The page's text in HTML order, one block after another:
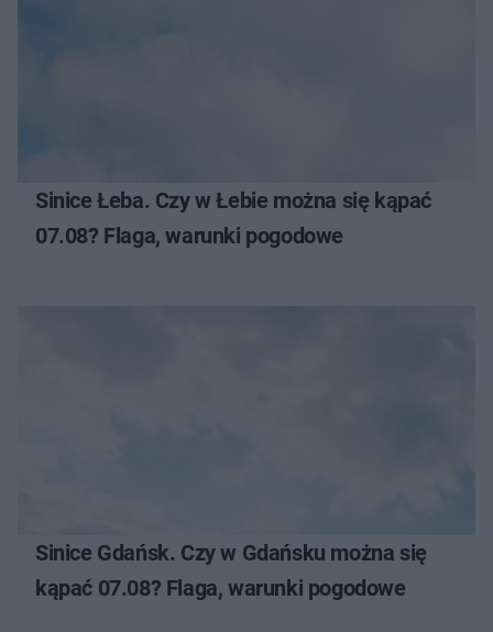
Sinice Łeba. Czy w Łebie można się kąpać
07.08? Flaga, warunki pogodowe
Sinice Gdańsk. Czy w Gdańsku można się
kąpać 07.08? Flaga, warunki pogodowe